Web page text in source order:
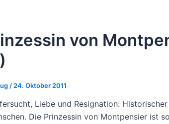
von
/ 24. Oktober 2011
Liebe und Resignation:
Die Prinzessin von Montpensier ist